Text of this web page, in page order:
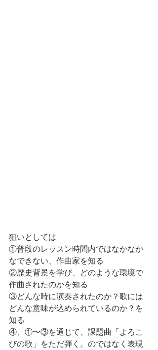
狙いとしては
①普段のレッスン時間内ではなかなか
なできない、作曲家を知る
②歴史背景を学び、どのような環境で
作曲されたのかを知る
③どんな時に演奏されたのか？歌には
どんな意味が込められているのか？を
知る
④、①〜③を通じて、課題曲「よろこ
びの歌」をただ弾く。のではなく表現